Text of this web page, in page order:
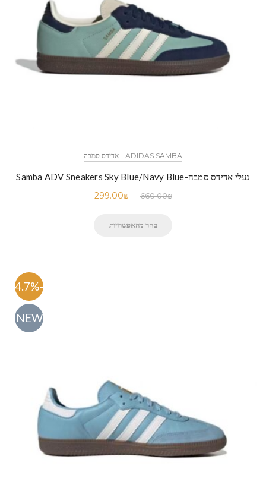
ADIDAS SAMBA - אדידס סמבה
נעלי אדידס סמבה-Samba ADV Sneakers Sky Blue/Navy Blue
660.00₪
299.00₪
בחר מהאפשרויות
-54.7%
NEW